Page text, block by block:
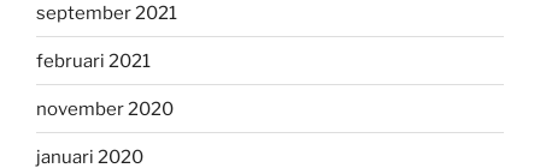
september 2021
februari 2021
november 2020
januari 2020